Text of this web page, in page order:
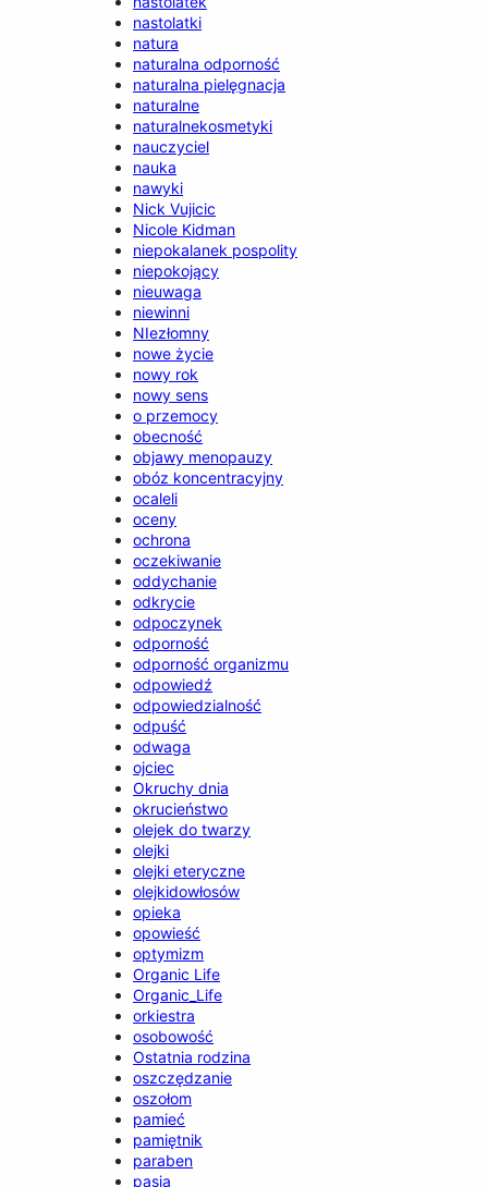
nastolatki
natura
naturalna odporność
naturalna pielęgnacja
naturalne
naturalnekosmetyki
nauczyciel
nauka
nawyki
Nick Vujicic
Nicole Kidman
niepokalanek pospolity
niepokojący
nieuwaga
niewinni
NIezłomny
nowe życie
nowy rok
nowy sens
o przemocy
obecność
objawy menopauzy
obóz koncentracyjny
ocaleli
oceny
ochrona
oczekiwanie
oddychanie
odkrycie
odpoczynek
odporność
odporność organizmu
odpowiedź
odpowiedzialność
odpuść
odwaga
ojciec
Okruchy dnia
okrucieństwo
olejek do twarzy
olejki
olejki eteryczne
olejkidowłosów
opieka
opowieść
optymizm
Organic Life
Organic_Life
orkiestra
osobowość
Ostatnia rodzina
oszczędzanie
oszołom
pamieć
pamiętnik
paraben
pasja